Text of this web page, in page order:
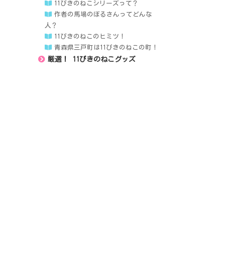
11ぴきのねこシリーズって？
作者の馬場のぼるさんってどんな
人？
11ぴきのねこのヒミツ！
青森県三戸町は11ぴきのねこの町！
厳選！ 11ぴきのねこグッズ